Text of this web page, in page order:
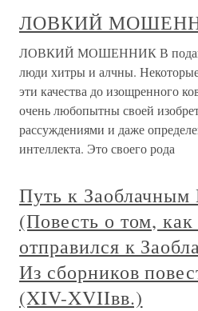
ЛОВКИЙ
ЛОВКИЙ МОШЕННИК В
люди хитры и алчны.
эти качества до изощренного
очень любопытны своей
рассуждениями и даже
интеллекта. Это своего рода
Путь к Заоблачным
(Повесть о том,
отправился к
Из сборников
(XIV-XVIIвв.)